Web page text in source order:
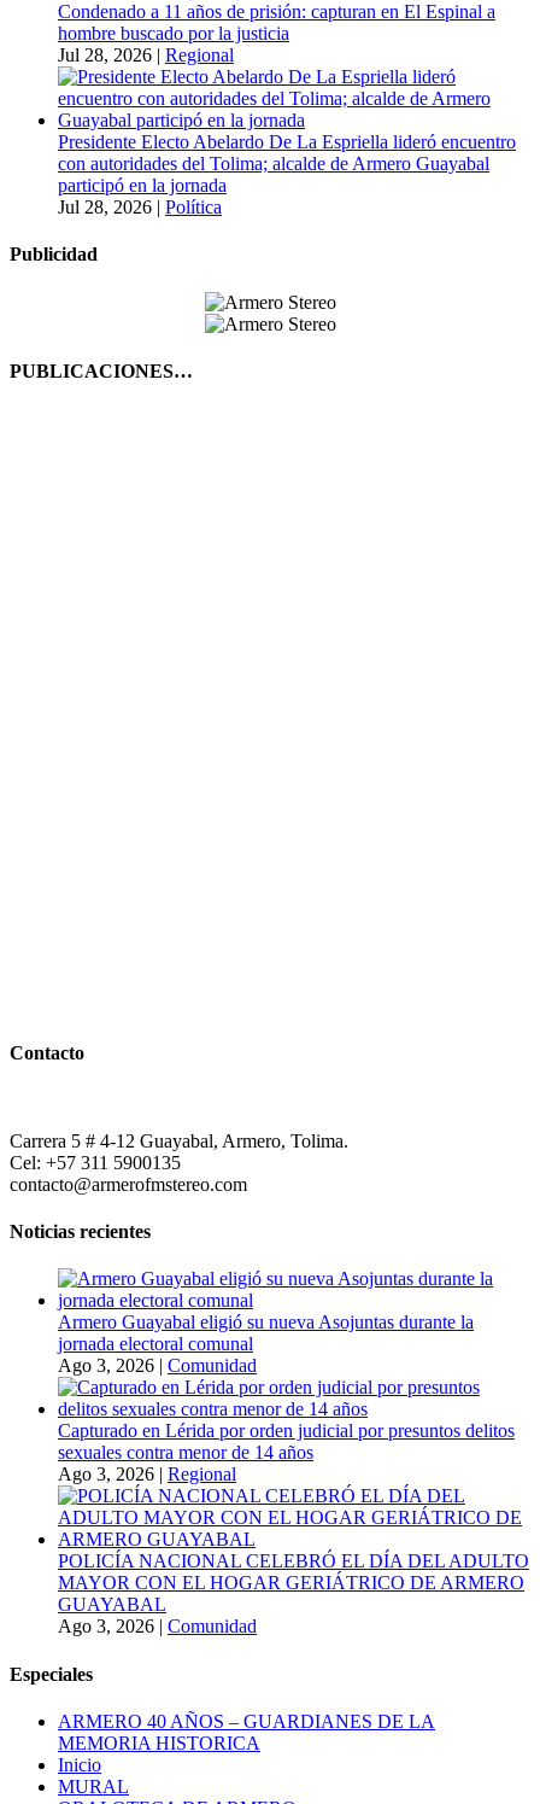
Condenado a 11 años de prisión: capturan en El Espinal a
hombre buscado por la justicia
Jul 28, 2026 | Regional
Presidente Electo Abelardo De La Espriella lideró encuentro
con autoridades del Tolima; alcalde de Armero Guayabal
participó en la jornada
Jul 28, 2026 | Política
Publicidad
PUBLICACIONES…
Contacto
Carrera 5 # 4-12 Guayabal, Armero, Tolima.
Cel: +57 311 5900135
contacto@armerofmstereo.com
Noticias recientes
Armero Guayabal eligió su nueva Asojuntas durante la
jornada electoral comunal
Ago 3, 2026 | Comunidad
Capturado en Lérida por orden judicial por presuntos delitos
sexuales contra menor de 14 años
Ago 3, 2026 | Regional
POLICÍA NACIONAL CELEBRÓ EL DÍA DEL ADULTO
MAYOR CON EL HOGAR GERIÁTRICO DE ARMERO
GUAYABAL
Ago 3, 2026 | Comunidad
Especiales
ARMERO 40 AÑOS – GUARDIANES DE LA
MEMORIA HISTORICA
Inicio
MURAL